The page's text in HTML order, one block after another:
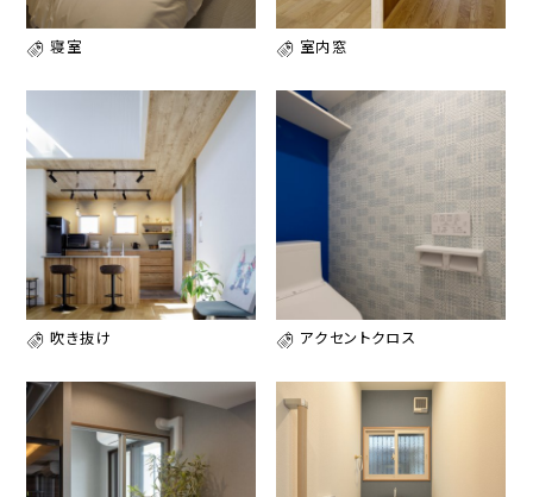
寝室 室内窓
吹き抜け アクセントクロス